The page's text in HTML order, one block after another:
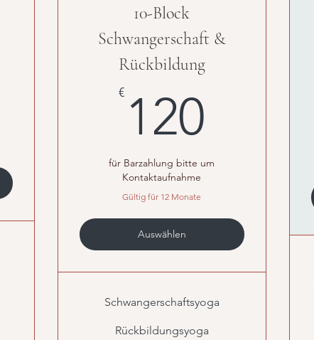
10-Block
Schwangerschaft &
Rückbildung
€ 120
für Barzahlung bitte um
Kontaktaufnahme
Gültig für 12 Monate
Auswählen
Schwangerschaftsyoga
Rückbildungsyoga